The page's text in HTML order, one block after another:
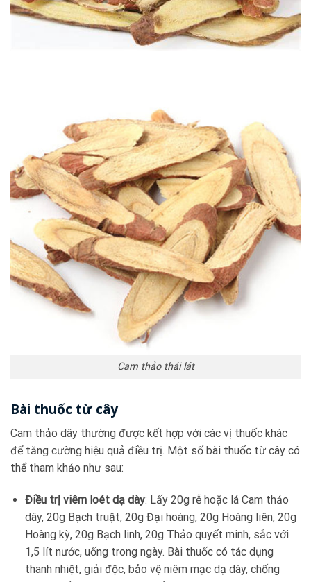
Cam thảo thái lát
Bài thuốc từ cây
Cam thảo dây thường được kết hợp với các vị thuốc khác
để tăng cường hiệu quả điều trị. Một số bài thuốc từ cây có
thể tham khảo như sau:
Điều trị viêm loét dạ dày: Lấy 20g rễ hoặc lá Cam thảo
dây, 20g Bạch truật, 20g Đại hoàng, 20g Hoàng liên, 20g
Hoàng kỳ, 20g Bạch linh, 20g Thảo quyết minh, sắc với
1,5 lít nước, uống trong ngày. Bài thuốc có tác dụng
thanh nhiệt, giải độc, bảo vệ niêm mạc dạ dày, chống